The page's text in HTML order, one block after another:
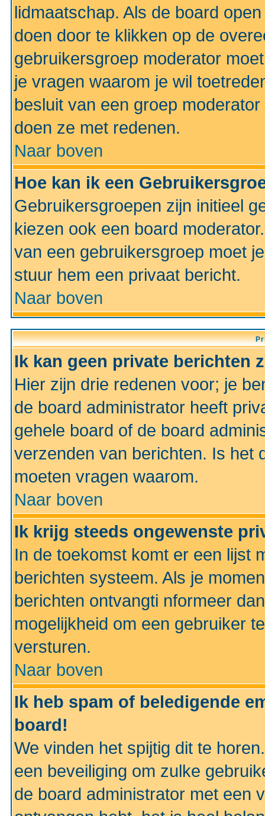
lidmaatschap. Als de board
doen door te klikken op de
gebruikersgroep moderator
je vragen waarom je wil
besluit van een groep
doen ze met redenen.
Naar boven
Hoe kan ik een
Gebruikersgroepen zijn initieel
kiezen ook een board
van een gebruikersgroep moet
stuur hem een privaat bericht.
Naar boven
Ik kan geen private berichten
Hier zijn drie redenen voor; je
de board administrator heeft
gehele board of de board
verzenden van berichten. Is het
moeten vragen waarom.
Naar boven
Ik krijg steeds ongewenste
In de toekomst komt er een lijst
berichten systeem. Als je
berichten ontvangti nformeer
mogelijkheid om een gebruiker
versturen.
Naar boven
Ik heb spam of beledigende
board!
We vinden het spijtig dit te
een beveiliging om zulke
de board administrator met een